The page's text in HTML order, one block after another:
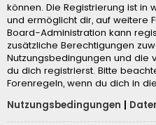
können. Die Registrierung ist
und ermöglicht dir, auf weitere
Board-Administration kann
zusätzliche Berechtigungen
Nutzungsbedingungen und die
du dich registrierst. Bitte
Forenregeln, wenn du dich in
Nutzungsbedingungen